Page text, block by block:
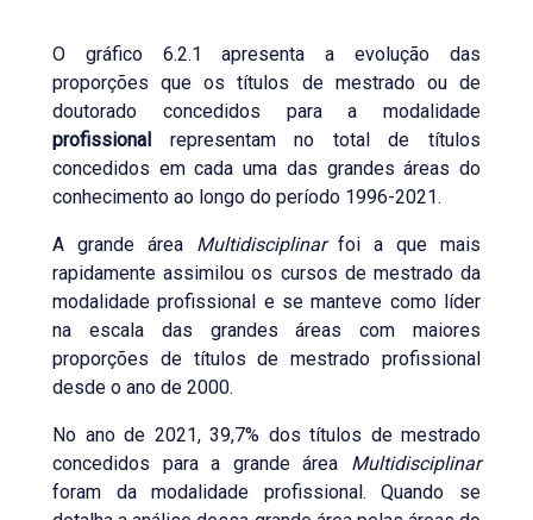
O gráfico 6.2.1 apresenta a evolução das
proporções que os títulos de mestrado ou de
doutorado concedidos para a modalidade
profissional representam no total de títulos
concedidos em cada uma das grandes áreas do
conhecimento ao longo do período 1996-2021.
A grande área Multidisciplinarfoi a que mais
rapidamente assimilou os cursos de mestrado da
modalidade profissional e se manteve como líder
na escala das grandes áreas com maiores
proporções de títulos de mestrado profissional
desde o ano de 2000.
No ano de 2021, 39,7% dos títulos de mestrado
concedidos para a grande área Multidisciplinar
foram da modalidade profissional. Quando se